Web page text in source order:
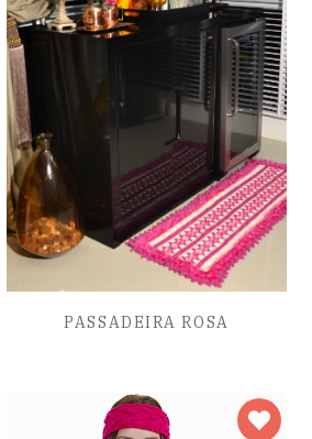
PASSADEIRA ROSA